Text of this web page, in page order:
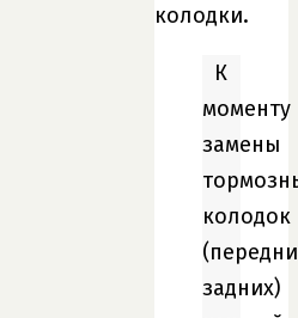
колодки.
К
моменту
замены
колодок
задних)